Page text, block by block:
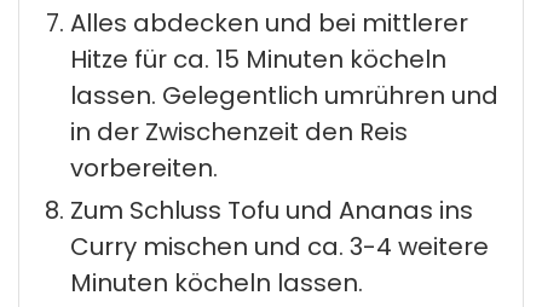
Alles abdecken und bei mittlerer
Hitze für ca. 15 Minuten köcheln
lassen. Gelegentlich umrühren und
in der Zwischenzeit den Reis
vorbereiten.
Zum Schluss Tofu und Ananas ins
Curry mischen und ca. 3-4 weitere
Minuten köcheln lassen.